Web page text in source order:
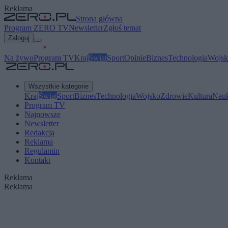
Reklama
Strona główna
Program ZERO TVNewsletterZgłoś temat
Zaloguj
Na żywoProgram TVKrajŚwiatSportOpinieBiznesTechnologia
Wszystkie kategorie
KrajŚwiatSportBiznesTechnologiaWojskoZdrowieKultura
Program TV
Najnowsze
Newsletter
Redakcja
Reklama
Regulamin
Kontakt
Reklama
Reklama